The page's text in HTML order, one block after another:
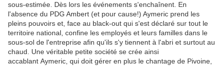
sous-estimée. Dès lors les événements s'enchaînent. En
l'absence du PDG Ambert (et pour cause!) Aymeric prend les
pleins pouvoirs et, face au black-out qui s'est déclaré sur tout le
territoire national, confine les employés et leurs familles dans le
sous-sol de l'entreprise afin qu'ils s'y tiennent à l'abri et surtout au
chaud. Une véritable petite société se crée ainsi
accablant Aymeric, qui doit gérer en plus le chantage de Pivoine,